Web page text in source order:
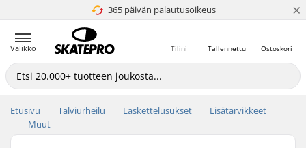
365 päivän palautusoikeus
4.8 / 5 ×
Valikko Ostoskori
Tallennettu
Tilini
Etusivu Talviurheilu Laskettelusukset
Lisätarvikkeet
Muut